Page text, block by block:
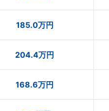
185.0万円
204.4万円
168.6万円